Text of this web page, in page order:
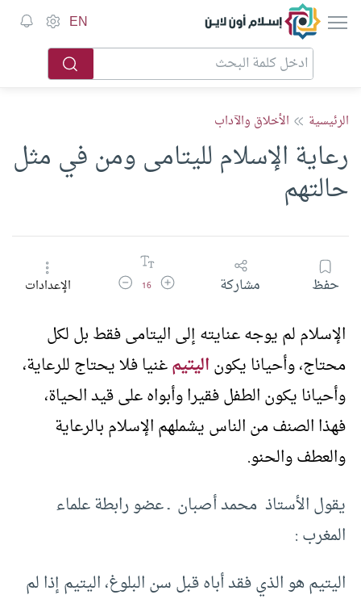
إسلام أون لاين EN
الرئيسية الأخلاق والآداب
رعاية الإسلام لليتامى ومن في مثل
حالتهم
حفظ مشاركة زيادة حجم الخط
16 تقليل حجم الخطالإعدادات
الإسلام لم يوجه عنايته إلى اليتامى فقط بل لكل
محتاج، وأحيانا يكوناليتيمغنيا فلا يحتاج للرعاية،
وأحيانا يكون الطفل فقيرا وأبواه على قيد الحياة،
فهذا الصنف من الناس يشملهم الإسلام بالرعاية
والعطف والحنو.
يقول الأستاذ محمد أصبان ـ عضو رابطة علماء
المغرب :
اليتيم هو الذي فقد أباه قبل سن البلوغ، اليتيم إذا لم